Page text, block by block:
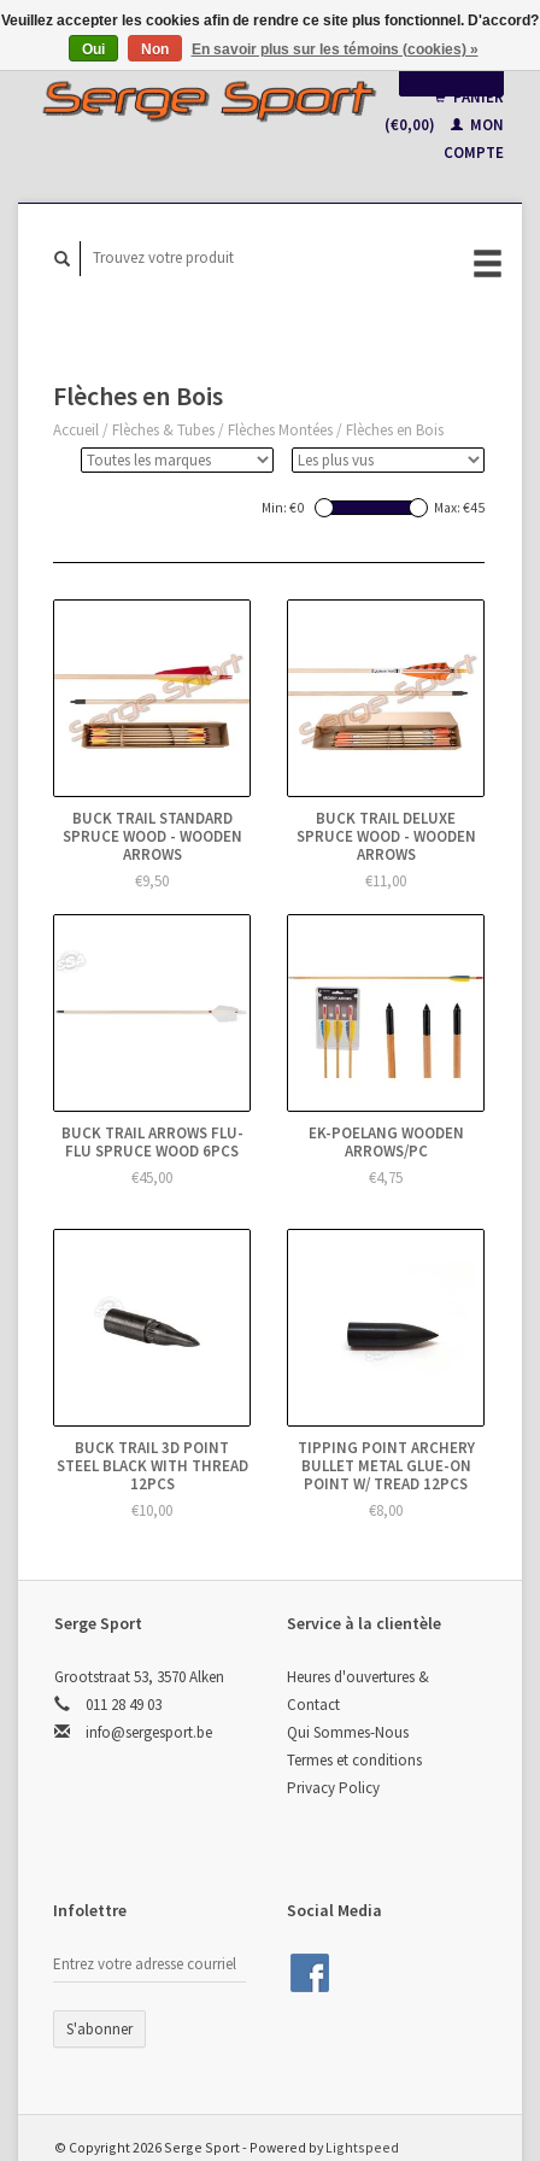
Français
Nederlands
PANIER
(€0,00)
MON
COMPTE
Flèches en Bois
Accueil / Flèches & Tubes / Flèches Montées / Flèches en Bois
Min: €0 Max: €45
BUCK TRAIL STANDARD
SPRUCE WOOD - WOODEN
ARROWS
€9,50
BUCK TRAIL DELUXE
SPRUCE WOOD - WOODEN
ARROWS
€11,00
BUCK TRAIL ARROWS FLU-
FLU SPRUCE WOOD 6PCS
€45,00
EK-POELANG WOODEN
ARROWS/PC
€4,75
BUCK TRAIL 3D POINT
STEEL BLACK WITH THREAD
12PCS
€10,00
TIPPING POINT ARCHERY
BULLET METAL GLUE-ON
POINT W/ TREAD 12PCS
€8,00
Serge Sport
Grootstraat 53, 3570 Alken
011 28 49 03
info@sergesport.be
Service à la clientèle
Heures d'ouvertures &
Contact
Qui Sommes-Nous
Termes et conditions
Privacy Policy
Infolettre
S'abonner
Social Media
© Copyright 2026 Serge Sport - Powered byLightspeed
Veuillez accepter les cookies afin de rendre ce site plus fonctionnel. D'accord?
Oui
Non En savoir plus sur les témoins (cookies) »